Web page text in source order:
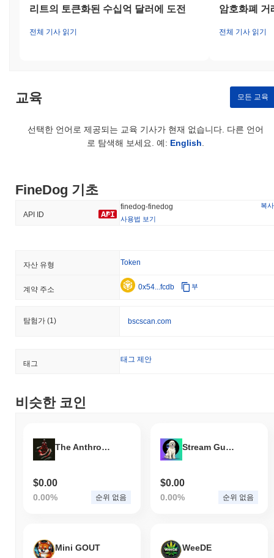
리트의 토큰화된 수십억 달러에 도전
전체 기사 읽기
암호화폐 거
전체 기사 읽기
교육 모든 교육
선택한 언어로 제공되는 교육 기사가 현재 없습니다. 다른 언어
로 탐색해 보세요. 예: English
FineDog 기초
API ID
finedog-finedog
복사
사용법 보기
자산 유형 Token
계약 주소 0x54...fcdb 부
탐험가 (1) bscscan.com
태그 태그 제안
비슷한 코인
The Anthropic Order
$0.00
0.00% 순위 없음
Stream Guys Dog Lily
$0.00
0.00% 순위 없음
Mini GOUT WeeDE